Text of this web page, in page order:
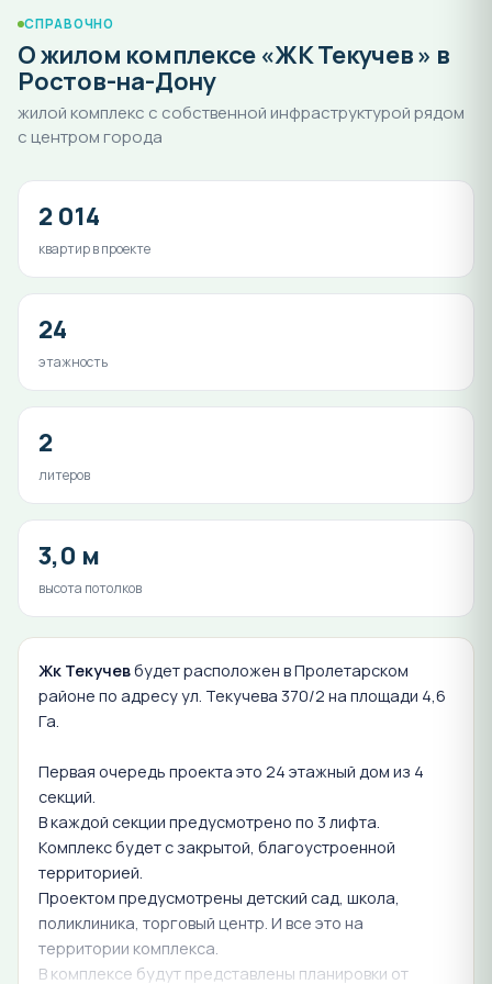
СПРАВОЧНО
О жилом комплексе «ЖК Текучев » в
Ростов-на-Дону
жилой комплекс с собственной инфраструктурой рядом
с центром города
2 014
квартир в проекте
24
этажность
2
литеров
3,0 м
высота потолков
Жк Текучевбудет расположен в Пролетарском
районе по адресу ул. Текучева 370/2 на площади 4,6
Га.
Первая очередь проекта это 24 этажный дом из 4
секций.
В каждой секции предусмотрено по 3 лифта.
Комплекс будет с закрытой, благоустроенной
территорией.
Проектом предусмотрены детский сад, школа,
поликлиника, торговый центр. И все это на
территории комплекса.
В комплексе будут представлены планировки от